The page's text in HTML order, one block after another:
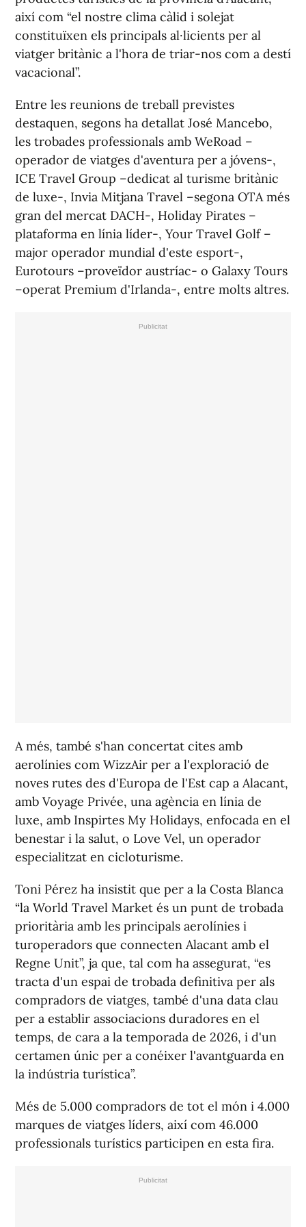
així com “el nostre clima càlid i solejat
constituïxen els principals al·licients per al
viatger britànic a l'hora de triar-nos com a destí
vacacional”.
Entre les reunions de treball previstes
destaquen, segons ha detallat José Mancebo,
les trobades professionals amb WeRoad –
operador de viatges d'aventura per a jóvens-,
ICE Travel Group –dedicat al turisme britànic
de luxe-, Invia Mitjana Travel –segona OTA més
gran del mercat DACH-, Holiday Pirates –
plataforma en línia líder-, Your Travel Golf –
major operador mundial d'este esport-,
Eurotours –proveïdor austríac- o Galaxy Tours
–operat Premium d'Irlanda-, entre molts altres.
A més, també s'han concertat cites amb
aerolínies com WizzAir per a l'exploració de
noves rutes des d'Europa de l'Est cap a Alacant,
amb Voyage Privée, una agència en línia de
luxe, amb Inspirtes My Holidays, enfocada en el
benestar i la salut, o Love Vel, un operador
especialitzat en cicloturisme.
Toni Pérez ha insistit que per a la Costa Blanca
“la World Travel Market és un punt de trobada
prioritària amb les principals aerolínies i
turoperadors que connecten Alacant amb el
Regne Unit”, ja que, tal com ha assegurat, “es
tracta d'un espai de trobada definitiva per als
compradors de viatges, també d'una data clau
per a establir associacions duradores en el
temps, de cara a la temporada de 2026, i d'un
certamen únic per a conéixer l'avantguarda en
la indústria turística”.
Més de 5.000 compradors de tot el món i 4.000
marques de viatges líders, així com 46.000
professionals turístics participen en esta fira.